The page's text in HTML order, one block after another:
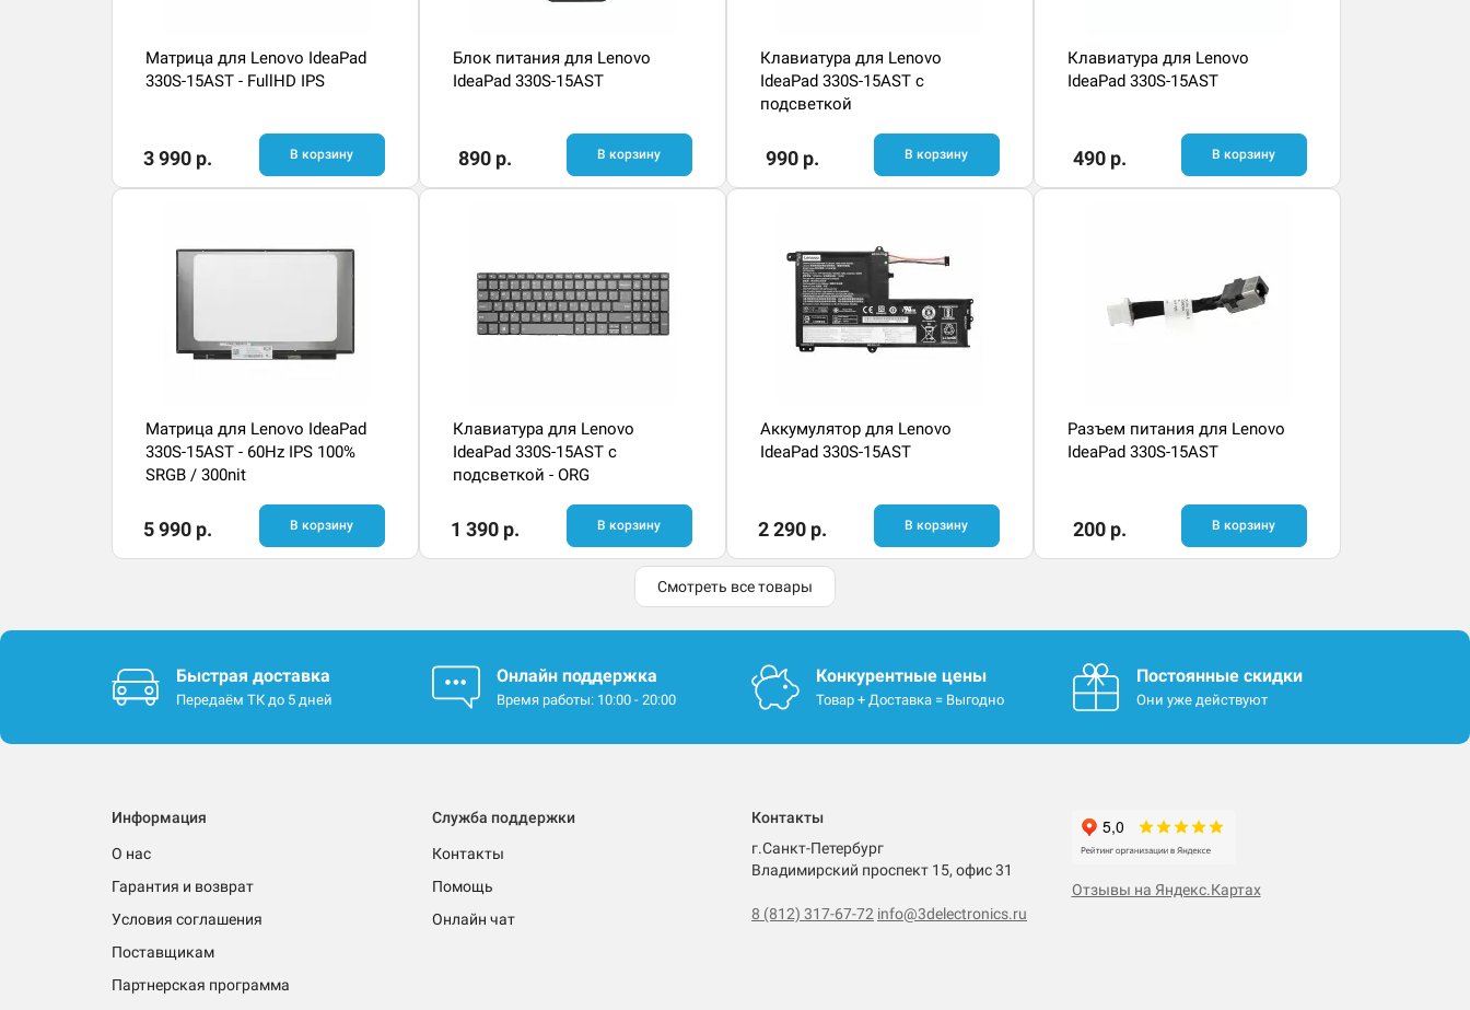
Матрица для Lenovo IdeaPad
330S-15AST - FullHD IPS
3 990 р. В корзину
Блок питания для Lenovo
IdeaPad 330S-15AST
890 р. В корзину
Клавиатура для Lenovo
IdeaPad 330S-15AST с
подсветкой
990 р. В корзину
Клавиатура для Lenovo
IdeaPad 330S-15AST
490 р. В корзину
Матрица для Lenovo IdeaPad
330S-15AST - 60Hz IPS 100%
SRGB / 300nit
5 990 р. В корзину
Клавиатура для Lenovo
IdeaPad 330S-15AST с
подсветкой - ORG
1 390 р. В корзину
Аккумулятор для Lenovo
IdeaPad 330S-15AST
2 290 р. В корзину
Разъем питания для Lenovo
IdeaPad 330S-15AST
200 р. В корзину
Смотреть все товары
Быстрая доставка
Передаём ТК до 5 дней
Онлайн поддержка
Время работы: 10:00 - 20:00
Конкурентные цены
Товар + Доставка = Выгодно
Постоянные скидки
Они уже действуют
Информация
О нас
Гарантия и возврат
Условия соглашения
Поставщикам
Партнерская программа
Служба поддержки
Контакты
Помощь
Онлайн чат
Контакты
г.Санкт-Петербург
Владимирский проспект 15, офис 31
8 (812) 317-67-72 info@3delectronics.ru
Отзывы на Яндекс.Картах